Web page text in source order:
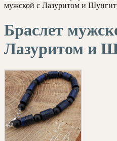
мужской с Лазуритом и
Браслет
Лазуритом и